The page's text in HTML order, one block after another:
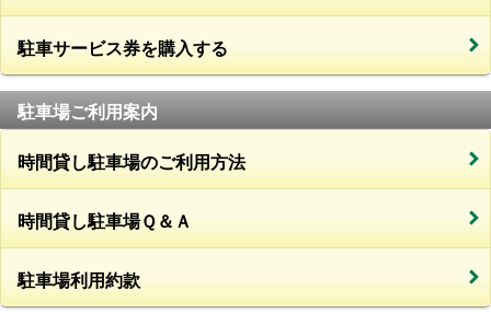
駐車サービス券を購入する
駐車場ご利用案内
時間貸し駐車場のご利用方法
時間貸し駐車場Ｑ＆Ａ
駐車場利用約款